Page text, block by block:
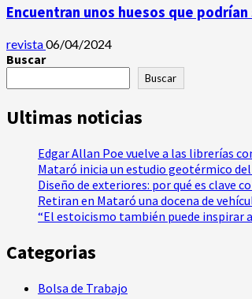
Encuentran unos huesos que
revista06/04/2024
Buscar
Buscar
Ultimas noticias
Edgar Allan Poe vuelve a las librerías
Mataró inicia un estudio geotérmico
Diseño de exteriores: por qué es clave
Retiran en Mataró una docena de
“El estoicismo también puede inspirar
Categorias
Bolsa de Trabajo